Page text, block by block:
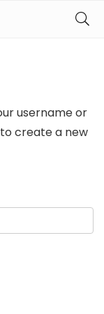
username or
create a new